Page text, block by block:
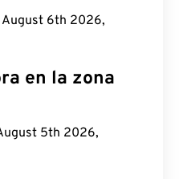
August 6th 2026,
en la zona
5th 2026,